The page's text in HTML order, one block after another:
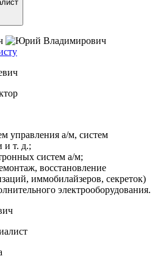
управления а/м, систем
и т. д.;
систем а/м;
восстановление
иммобилайзеров, секреток)
электрооборудования.